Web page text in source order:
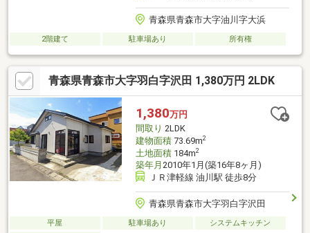
青森県青森市大字油川字大浜
2階建て 駐車場あり 所有権
青森県青森市大字羽白字沢田 1,380万円 2LDK
1,380万円
間取り 2LDK
建物面積73.69m2
土地面積184m2
築年月 2010年1月(築16年8ヶ月)
ＪＲ津軽線 油川駅 徒歩8分
青森県青森市大字羽白字沢田
平屋 駐車場あり
システムキッチン